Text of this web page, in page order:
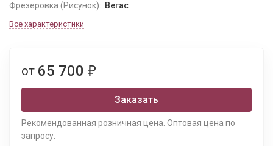
Фрезеровка (Рисунок): Вегас
Все характеристики
от 65 700 ₽
Заказать
Рекомендованная розничная цена. Оптовая цена по
запросу.